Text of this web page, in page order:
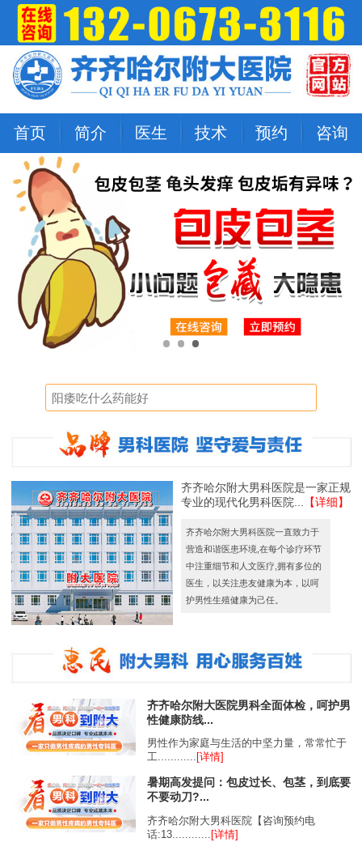
首页 简介 医生 技术 预约 咨询
齐齐哈尔附大男科医院是一家正规
专业的现代化男科医院...
【详细】
齐齐哈尔附大男科医院一直致力于
营造和谐医患环境,在每个诊疗环节
中注重细节和人文医疗,拥有多位的
医生，以关注患友健康为本，以呵
护男性生殖健康为己任。
齐齐哈尔附大医院男科全面体检，呵护男
性健康防线...
男性作为家庭与生活的中坚力量，常常忙于
工............ [详情]
暑期高发提问：包皮过长、包茎，到底要
不要动刀?...
齐齐哈尔附大男科医院【咨询预约电
话:13............
[详情]